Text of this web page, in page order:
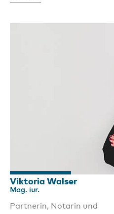
Viktoria Walser
Mag. iur.
Partnerin, Notarin und